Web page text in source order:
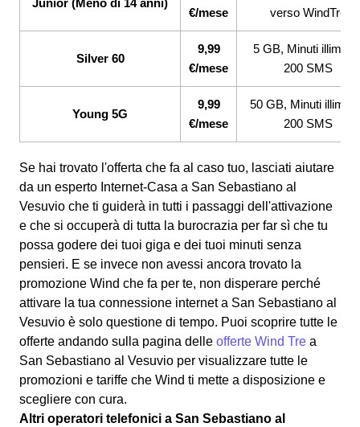
Junior (Meno di 14 anni)
€/mese
verso WindTre
Silver 60
9,99
€/mese
5 GB, Minuti
200 SMS
Young 5G
9,99
€/mese
50 GB, Minuti
200 SMS
Se hai trovato l'offerta che fa al caso tuo, lasciati aiutare
da un esperto Internet-Casa a San Sebastiano al
Vesuvio che ti guiderà in tutti i passaggi dell'attivazione
e che si occuperà di tutta la burocrazia per far sì che tu
possa godere dei tuoi giga e dei tuoi minuti senza
pensieri. E se invece non avessi ancora trovato la
promozione Wind che fa per te, non disperare perché
attivare la tua connessione internet a San Sebastiano al
Vesuvio è solo questione di tempo. Puoi scoprire tutte le
offerte andando sulla pagina delle offerte Wind Tre a
San Sebastiano al Vesuvio per visualizzare tutte le
promozioni e tariffe che Wind ti mette a disposizione e
scegliere con cura.
Altri operatori telefonici a San Sebastiano al